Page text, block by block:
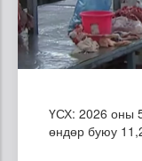
ҮСХ: 2026 оны
өндөр буюу